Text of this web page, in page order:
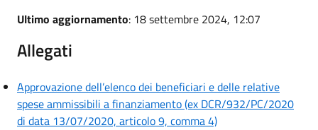
Ultimo aggiornamento: 18 settembre 2024, 12:07
Allegati
Approvazione dell’elenco dei beneficiari e delle relative
spese ammissibili a finanziamento (ex DCR/932/PC/2020
di data 13/07/2020, articolo 9, comma 4)